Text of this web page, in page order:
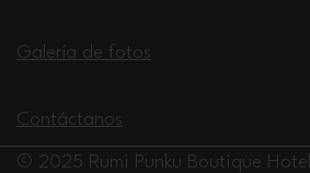
Galería de fotos
Contáctanos
© 2025 Rumi Punku Boutique